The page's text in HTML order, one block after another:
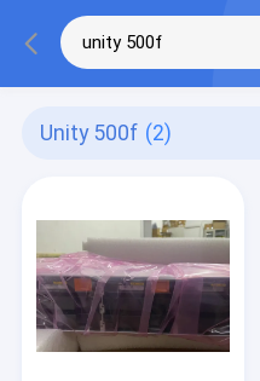
Unity 500f (2)